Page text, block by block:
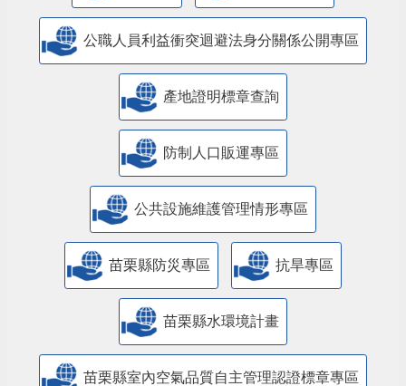
公職人員利益衝突迴避法身分關係公開專區
產地證明標章查詢
防制人口販運專區
​公共設施維護管理情形專區
苗栗縣防災專區 抗旱專區
苗栗縣水環境計畫
苗栗縣室內空氣品質自主管理認證標章專區